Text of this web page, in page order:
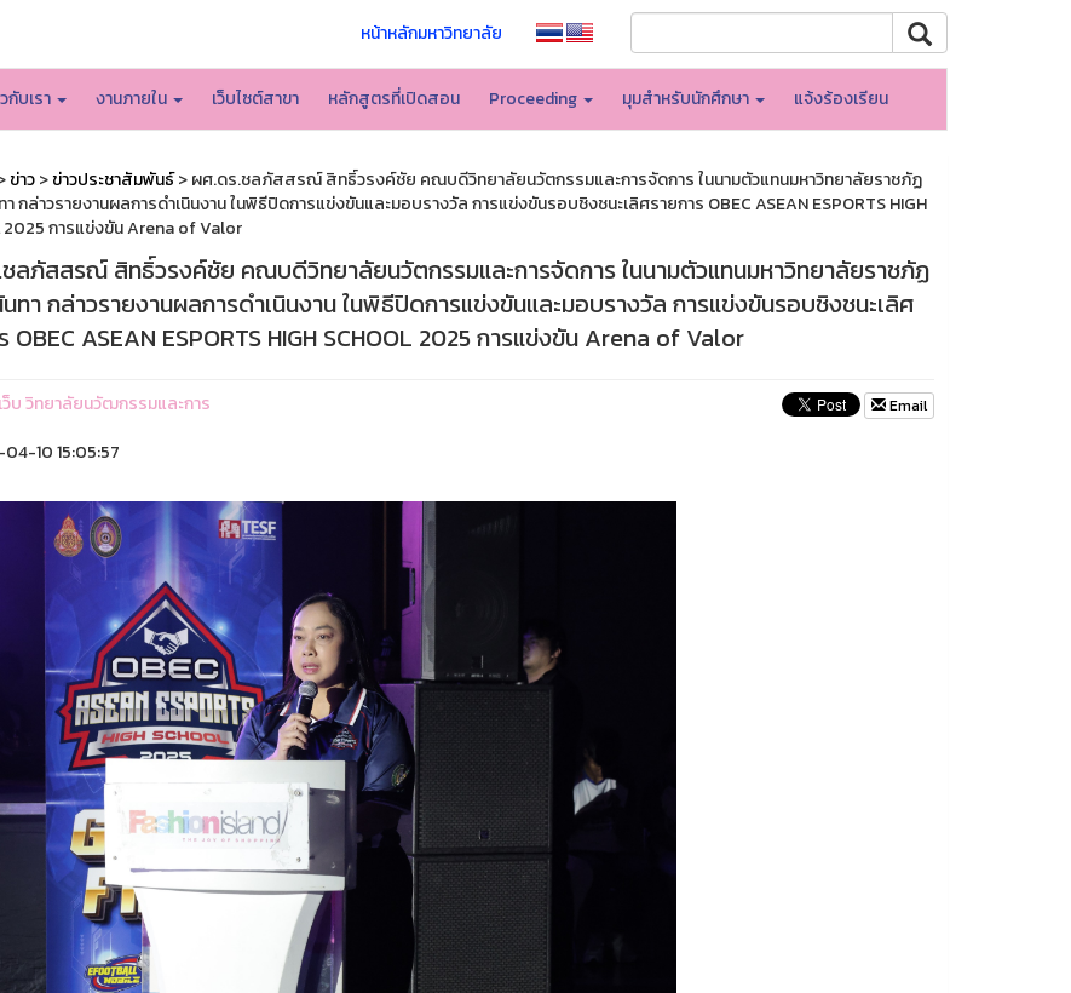
หน้าหลักมหาวิทยาลัย
กับเรา งานภายใน เว็บไซต์สาขา หลักสูตรที่เปิดสอน Proceeding มุมสำหรับนักศึกษา แจ้งร้องเรียน
ข่าว>ข่าวประชาสัมพันธ์> ผศ.ดร.ชลภัสสรณ์ สิทธิ์วรงค์ชัย คณบดีวิทยาลัยนวัตกรรมและการจัดการ ในนามตัวแทนมหาวิทยาลัยราชภัฏ
กล่าวรายงานผลการดำเนินงาน ในพิธีปิดการแข่งขันและมอบรางวัล การแข่งขันรอบชิงชนะเลิศรายการ OBEC ASEAN ESPORTS HIGH
2025 การแข่งขัน Arena of Valor
ลภัสสรณ์ สิทธิ์วรงค์ชัย คณบดีวิทยาลัยนวัตกรรมและการจัดการ ในนามตัวแทนมหาวิทยาลัยราชภัฏ
ทา กล่าวรายงานผลการดำเนินงาน ในพิธีปิดการแข่งขันและมอบรางวัล การแข่งขันรอบชิงชนะเลิศ
OBEC ASEAN ESPORTS HIGH SCHOOL 2025 การแข่งขัน Arena of Valor
บ วิทยาลัยนวัฒกรรมและการ
10 15:05:57
Email